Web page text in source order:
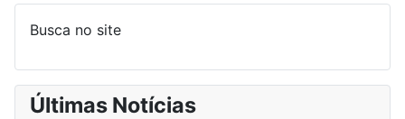
Busca no site
Últimas Notícias